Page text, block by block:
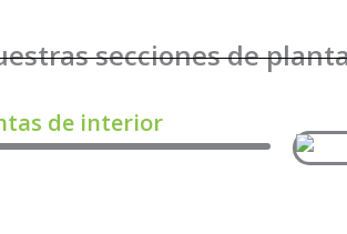
secciones de
de interior